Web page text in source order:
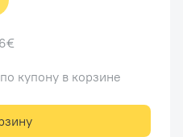
купону в корзине